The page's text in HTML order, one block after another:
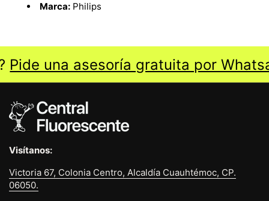
Marca: Philips
Pide una asesoría gratuita por
Visítanos:
Victoria 67, Colonia Centro, Alcaldía Cuauhtémoc, CP.
06050.